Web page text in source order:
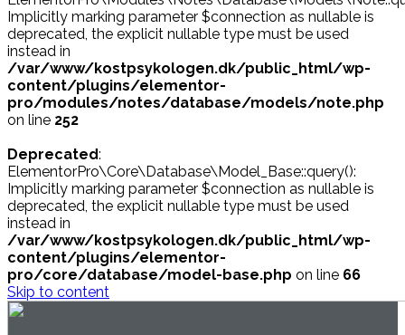
Implicitly marking parameter $connection as nullable is
deprecated, the explicit nullable type must be used
instead in
/var/www/kostpsykologen.dk/public_html/wp-
content/plugins/elementor-
pro/modules/notes/database/models/note.php
on line 252
Deprecated:
ElementorPro\Core\Database\Model_Base::query():
Implicitly marking parameter $connection as nullable is
deprecated, the explicit nullable type must be used
instead in
/var/www/kostpsykologen.dk/public_html/wp-
content/plugins/elementor-
pro/core/database/model-base.php on line 66
Skip to content